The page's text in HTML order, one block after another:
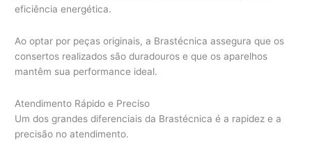
eficiência energética.
Ao optar por peças originais, a Brastécnica assegura que os
consertos realizados são duradouros e que os aparelhos
mantêm sua performance ideal.
Atendimento Rápido e Preciso
Um dos grandes diferenciais da Brastécnica é a rapidez e a
precisão no atendimento.